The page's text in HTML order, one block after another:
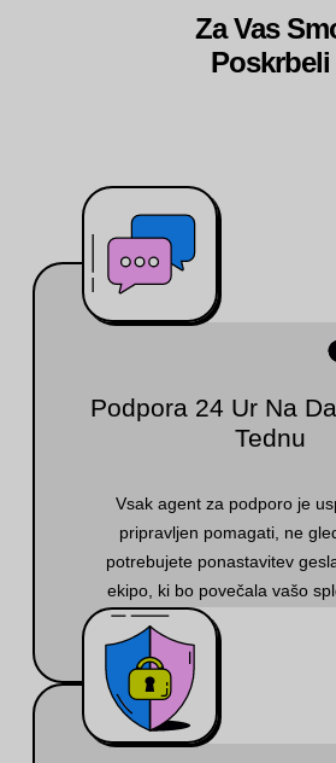
Za Vas
Poskrbeli
Podpora 24 Ur Na
Tednu
Vsak agent za podporo je
pripravljen pomagati, ne
potrebujete ponastavitev
ekipo, ki bo povečala vašo
prepoznavnost.